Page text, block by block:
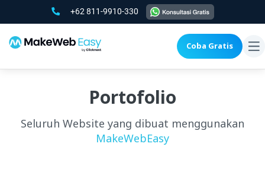
+62 811-9910-330
Coba Gratis
Portofolio
Seluruh Website yang dibuat menggunakan
MakeWebEasy